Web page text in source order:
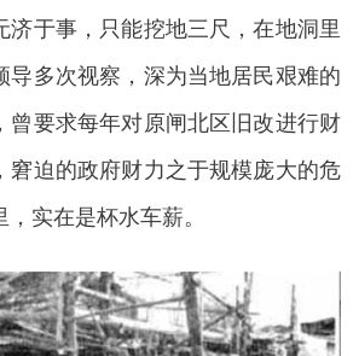
济于事，只能挖地三尺，在地洞里
导多次视察，深为当地居民艰难的
曾要求每年对原闸北区旧改进行财
窘迫的政府财力之于规模庞大的危
实在是杯水车薪。